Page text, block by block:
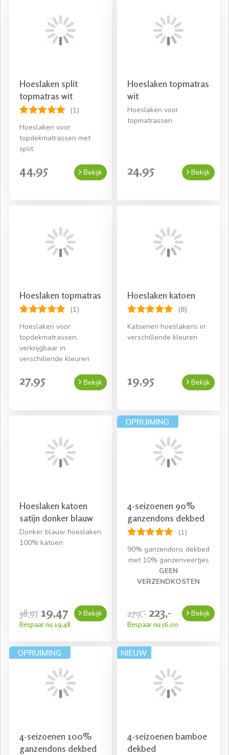
Hoeslaken split
topmatras wit
(1)
Hoeslaken voor
topdekmatrassen met
split
44,95 Bekijk
Hoeslaken topmatras
wit
Hoeslaken voor
topmatrassen
24,95 Bekijk
Hoeslaken topmatras
(1)
Hoeslaken voor
topdekmatrassen,
verkrijgbaar in
verschillende kleuren
27,95 Bekijk
Hoeslaken katoen
(8)
Katoenen hoeslakens in
verschillende kleuren
19,95 Bekijk
Hoeslaken katoen
satijn donker blauw
Donker blauw hoeslaken
100% katoen
38,95 19,47
Bespaar nu 19,48
Bekijk
4-seizoenen 90%
ganzendons dekbed
(1)
90% ganzendons dekbed
met 10% ganzenveertjes
GEEN
VERZENDKOSTEN
279,- 223,-
Bespaar nu 56,00
Bekijk
4-seizoenen 100%
ganzendons dekbed
4-seizoenen bamboe
dekbed